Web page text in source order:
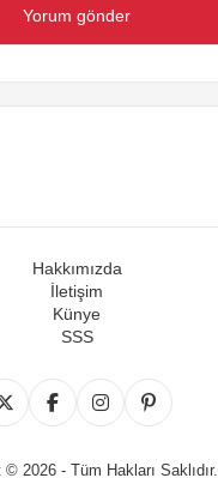
Hakkımızda
İletişim
Künye
SSS
2026 - Tüm Hakları Saklıdır.